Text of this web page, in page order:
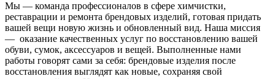
Мы — команда профессионалов в сфере химчистки,
реставрации и ремонта брендовых изделий, готовая придать
вашей вещи новую жизнь и обновленный вид. Наша миссия
— оказание качественных услуг по восстановлению вашей
обуви, сумок, аксессуаров и вещей. Выполненные нами
работы говорят сами за себя: брендовые изделия после
восстановления выглядят как новые, сохраняя свой